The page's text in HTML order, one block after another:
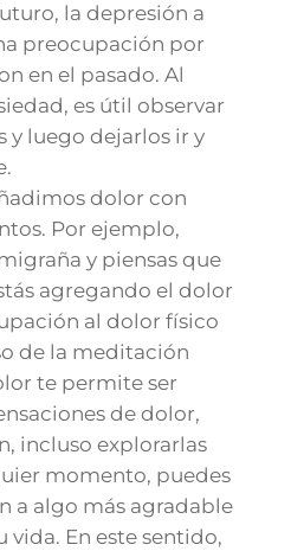
la depresión a
preocupación por
en el pasado. Al
es útil observar
y luego dejarlos ir y
dolor con
Por ejemplo,
y piensas que
agregando el dolor
al dolor físico
de la meditación
te permite ser
de dolor,
incluso explorarlas
momento, puedes
a algo más agradable
vida. En este sentido,